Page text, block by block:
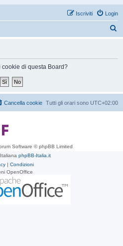
Login
Iscriviti
di questa Board?
Tutti gli orari sono UTC+02:00
Cancella cookie
Software © phpBB Limited
phpBB-Italia.it
| Condizioni
OpenOffice